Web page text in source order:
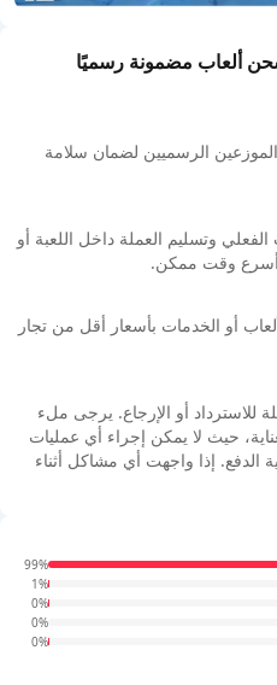
الرسميين لضمان سلامة
وتسليم العملة داخل اللعبة أو
أسرع وقت ممكن.
أو الخدمات بأسعار أقل من تجار
للاسترداد أو الإرجاع. يرجى ملء
حيث لا يمكن إجراء أي عمليات
الدفع. إذا واجهت أي مشاكل أثناء
99%
1%
0%
0%
0%